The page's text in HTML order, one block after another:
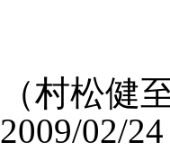
（村松健
2009/02/